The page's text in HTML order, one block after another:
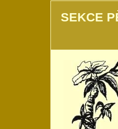
SEKCE